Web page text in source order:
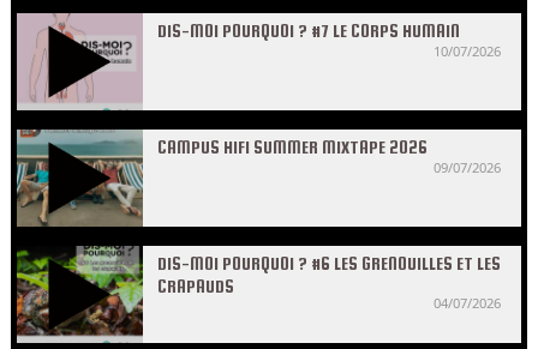
DIS-MOI POURQUOI ? #7 LE CORPS HUMAIN
10/07/2026
CAMPUS HIFI SUMMER MIXTAPE 2026
09/07/2026
DIS-MOI POURQUOI ? #6 LES GRENOUILLES ET LES
CRAPAUDS
04/07/2026